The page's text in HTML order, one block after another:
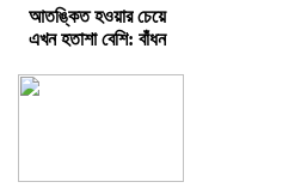
আতঙ্কিত হওয়ার চেয়ে
এখন হতাশা বেশি: বাঁধন